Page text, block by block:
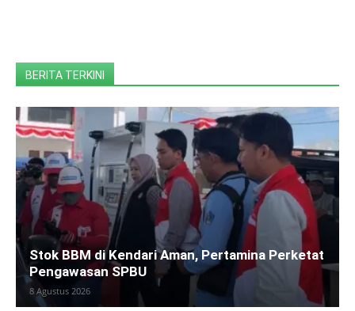
BERITA TERKINI
Stok BBM di Kendari Aman, Pertamina Perketat
Pengawasan SPBU
8 Agustus 2026